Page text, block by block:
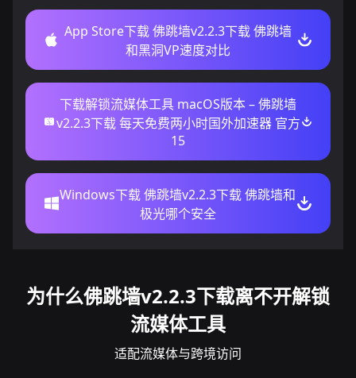
App Store下载 佛跳墙v2.2.3下载 佛跳墙
和黑洞VP速度对比
下载解锁流媒体工具 macOS版本 – 佛跳墙
v2.2.3下载 每天免费两小时国外加速器 官方
15
Windows下载 佛跳墙v2.2.3下载 佛跳墙和
极光哪个安全
为什么佛跳墙v2.2.3下载离不开解锁
流媒体工具
适配流媒体与跨境访问